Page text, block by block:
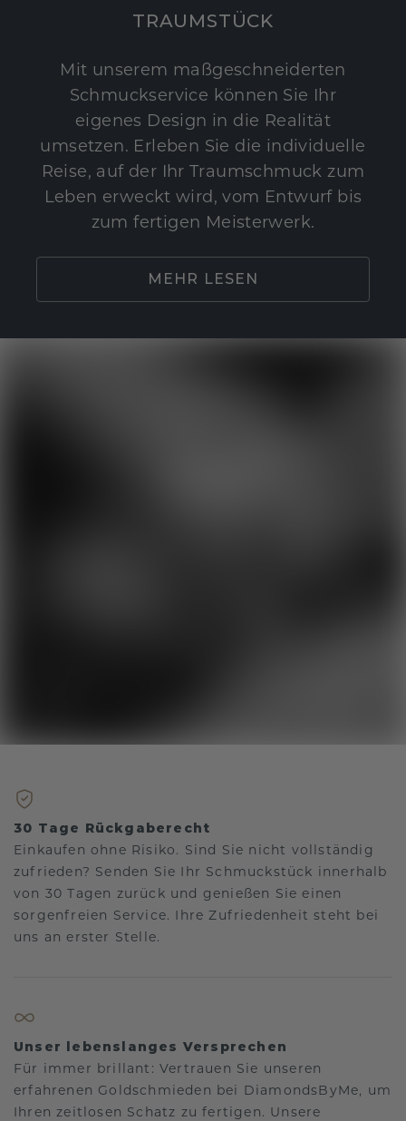
TRAUMSTÜCK
Mit unserem maßgeschneiderten
Schmuckservice können Sie Ihr
eigenes Design in die Realität
umsetzen. Erleben Sie die individuelle
Reise, auf der Ihr Traumschmuck zum
Leben erweckt wird, vom Entwurf bis
zum fertigen Meisterwerk.
MEHR LESEN
30 Tage Rückgaberecht
Einkaufen ohne Risiko. Sind Sie nicht vollständig
zufrieden? Senden Sie Ihr Schmuckstück innerhalb
von 30 Tagen zurück und genießen Sie einen
sorgenfreien Service. Ihre Zufriedenheit steht bei
uns an erster Stelle.
Unser lebenslanges Versprechen
Für immer brillant: Vertrauen Sie unseren
erfahrenen Goldschmieden bei DiamondsByMe, um
Ihren zeitlosen Schatz zu fertigen. Unsere